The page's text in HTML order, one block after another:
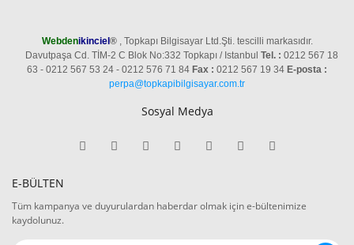
Webdenikinciel®, Topkapı Bilgisayar Ltd.Şti. tescilli markasıdır.
Davutpaşa Cd. TİM-2 C Blok No:332 Topkapı / Istanbul Tel. : 0212 567 18
63 - 0212 567 53 24 - 0212 576 71 84 Fax : 0212 567 19 34 E-posta :
perpa@topkapibilgisayar.com.tr
Sosyal Medya
E-BÜLTEN
Tüm kampanya ve duyurulardan haberdar olmak için e-bültenimize
kaydolunuz.